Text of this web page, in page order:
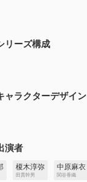
リーズ構成
ャラクターデザイン
演者
榎木淳弥
田貫幹男
中原麻衣
関谷香織